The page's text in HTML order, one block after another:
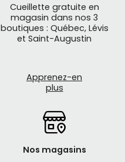
Cueillette gratuite en
magasin dans nos 3
boutiques : Québec, Lévis
et Saint-Augustin
Apprenez-en
plus
Nos magasins